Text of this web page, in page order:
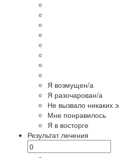
Я возмущен/а
Я разочарован/а
Не вызвало никаких
Мне понравилось
Я в восторге
Результат лечения